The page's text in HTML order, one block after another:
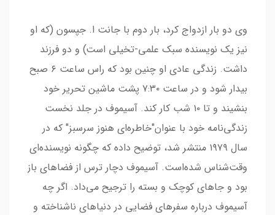
وی دو بار ازدواج کرد، بار دوم با جانت ا. جپسون (که او
نیز یک نویسنده سبک علمی-تخیلی است) و دو فرزند
داشت. زندگی عادی او چنین بود که راس ساعت ۶ صبح
بیدار شود و در ساعت ۷:۳۰ پشت ماشین تحریر خود
بنشیند و تا ۱۰ شب کار کند. آسیموف در جلد نخست
زندگی‌نامه خود با عنوان"خاطره‌ای هنوز سرسبز" که در
سال ۱۹۷۹ منتشر شد، توضیح داده که چگونه نویسنده‌ای
وقت‌شناس شده‌است. آسیموف دچار ترس از فضاهای باز
بود و جاهای کوچک و بسته را ترجیح می‌داد. اگر چه
آسیموف درباره سفرهای فضایی در دنیاهای ناشناخته و